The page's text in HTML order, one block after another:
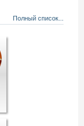
Полный список...